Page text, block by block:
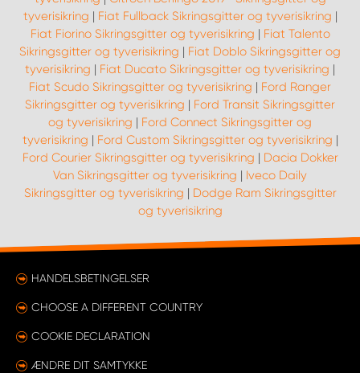
tyverisikring | Fiat Fullback Sikringsgitter og tyverisikring |
Fiat Fiorino Sikringsgitter og tyverisikring | Fiat Talento
Sikringsgitter og tyverisikring | Fiat Doblo Sikringsgitter og
tyverisikring | Fiat Ducato Sikringsgitter og tyverisikring |
Fiat Scudo Sikringsgitter og tyverisikring | Ford Ranger
Sikringsgitter og tyverisikring | Ford Transit Sikringsgitter
og tyverisikring | Ford Connect Sikringsgitter og
tyverisikring | Ford Custom Sikringsgitter og tyverisikring |
Ford Courier Sikringsgitter og tyverisikring | Dacia Dokker
Van Sikringsgitter og tyverisikring | Iveco Daily
Sikringsgitter og tyverisikring | Dodge Ram Sikringsgitter
og tyverisikring
HANDELSBETINGELSER
CHOOSE A DIFFERENT COUNTRY
COOKIE DECLARATION
ÆNDRE DIT SAMTYKKE